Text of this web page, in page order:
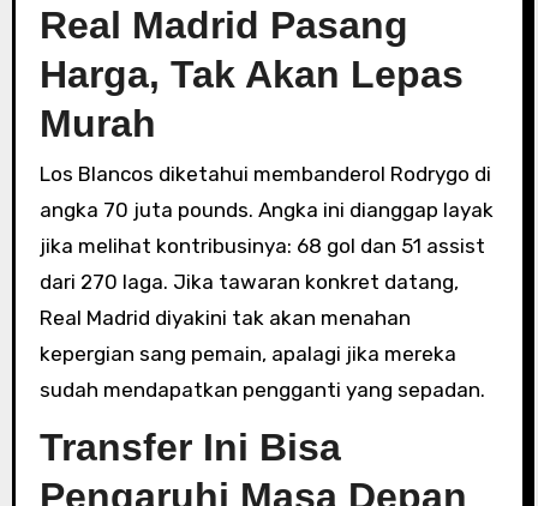
Real Madrid Pasang
Harga, Tak Akan Lepas
Murah
Los Blancos diketahui membanderol Rodrygo di
angka 70 juta pounds. Angka ini dianggap layak
jika melihat kontribusinya: 68 gol dan 51 assist
dari 270 laga. Jika tawaran konkret datang,
Real Madrid diyakini tak akan menahan
kepergian sang pemain, apalagi jika mereka
sudah mendapatkan pengganti yang sepadan.
Transfer Ini Bisa
Pengaruhi Masa Depan